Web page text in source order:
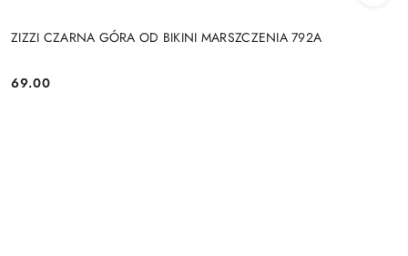
ZIZZI CZARNA GÓRA OD BIKINI MARSZCZENIA 792A
Cena:
69.00